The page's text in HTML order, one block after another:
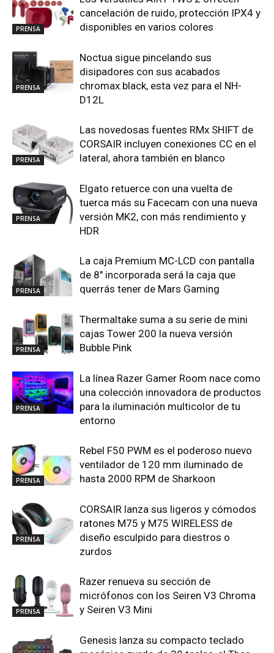
PRENSA
cancelación de ruido, protección IPX4 y
disponibles en varios colores
PRENSA
Noctua sigue pincelando sus
disipadores con sus acabados
chromax.black, esta vez para el NH-
D12L
PRENSA
Las novedosas fuentes RMx SHIFT de
CORSAIR incluyen conexiones CC en el
lateral, ahora también en blanco
PRENSA
Elgato retuerce con una vuelta de
tuerca más su Facecam con una nueva
versión MK2, con más rendimiento y
HDR
PRENSA
La caja Premium MC-LCD con pantalla
de 8″ incorporada será la caja que
querrás tener de Mars Gaming
PRENSA
Thermaltake suma a su serie de mini
cajas Tower 200 la nueva versión
Bubble Pink
PRENSA
La línea Razer Gamer Room nace como
una colección innovadora de productos
para la iluminación multicolor de tu
entorno
PRENSA
Rebel F50 PWM es el poderoso nuevo
ventilador de 120 mm iluminado de
hasta 2000 RPM de Sharkoon
PRENSA
CORSAIR lanza sus ligeros y cómodos
ratones M75 y M75 WIRELESS de
diseño esculpido para diestros o
zurdos
PRENSA
Razer renueva su sección de
micrófonos con los Seiren V3 Chroma
y Seiren V3 Mini
Genesis lanza su compacto teclado